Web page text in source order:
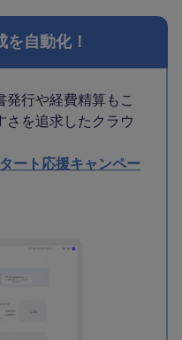
自動化！
行や経費精算もこ
さを追求したクラウ
ート応援キャンペー